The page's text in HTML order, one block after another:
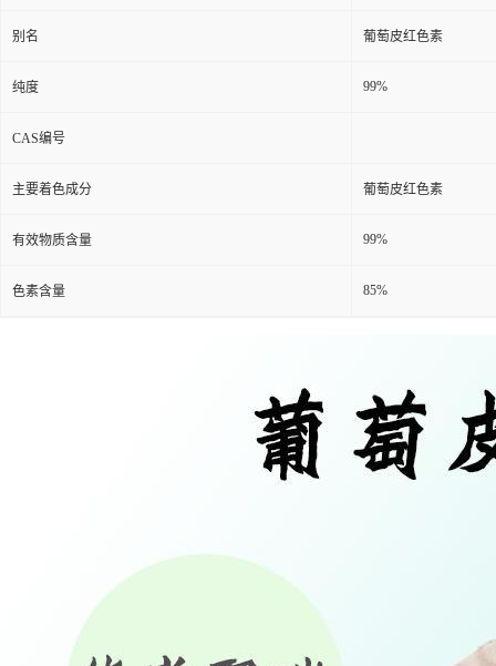
别名 葡萄皮红色素
纯度 99%
CAS编号
主要着色成分 葡萄皮红色素
有效物质含量 99%
色素含量 85%